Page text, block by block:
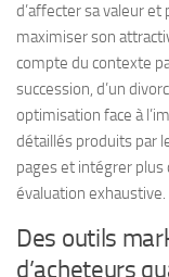
d’affecter sa valeur
maximiser son
compte du contexte
succession, d’un
optimisation face à
détaillés produits par
pages et intégrer
évaluation exhaustive.
Des outils
d’acheteurs